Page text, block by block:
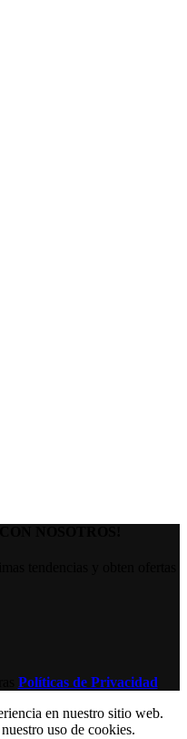
Políticas de Privacidad
en nuestro sitio web.
uso de cookies.